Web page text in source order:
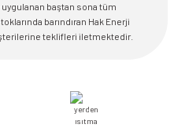
baştan sona tüm
barındıran Hak Enerji
teklifleri iletmektedir.